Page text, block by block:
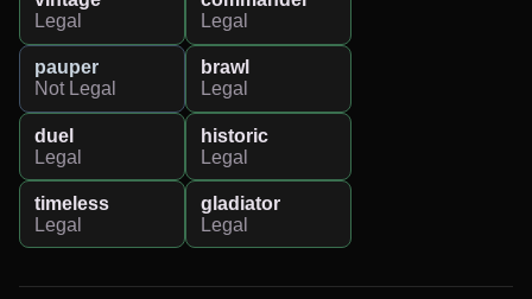
Legal
Legal
pauper
Not Legal
brawl
Legal
duel
Legal
historic
Legal
timeless
Legal
gladiator
Legal